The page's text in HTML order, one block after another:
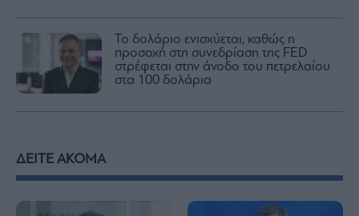
Το δολάριο ενισχύεται, καθώς η
προσοχή στη συνεδρίαση της FED
στρέφεται στην άνοδο του πετρελαίου
στα 100 δολάρια
ΔΕΙΤΕ ΑΚΟΜΑ